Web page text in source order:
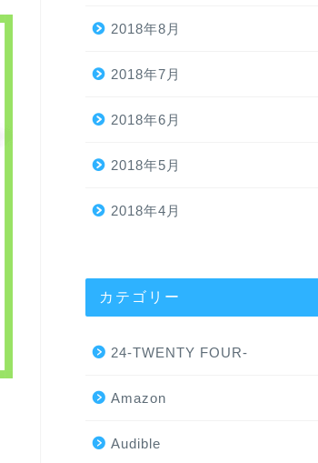
2018年8月
2018年7月
2018年6月
2018年5月
2018年4月
カテゴリー
24-TWENTY FOUR-
Amazon
Audible